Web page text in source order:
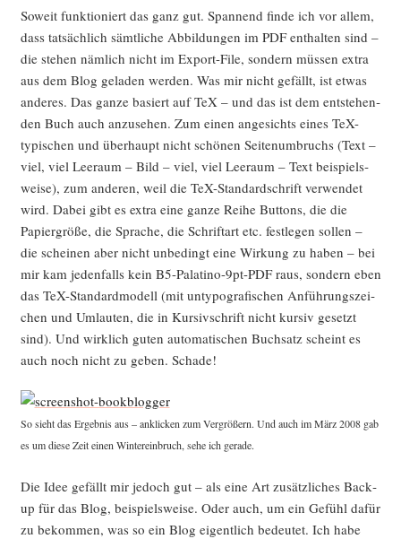
Soweit funk­tio­niert das ganz gut. Span­nend fin­de ich vor allem,
dass tat­säch­lich sämt­li­che Abbil­dun­gen im PDF ent­hal­ten sind –
die ste­hen näm­lich nicht im Export-File, son­dern müs­sen extra
aus dem Blog gela­den wer­den. Was mir nicht gefällt, ist etwas
ande­res. Das gan­ze basiert auf TeX – und das ist dem ent­ste­hen­
den Buch auch anzu­se­hen. Zum einen ange­sichts eines TeX-
typi­schen und über­haupt nicht schö­nen Sei­ten­um­bruchs (Text –
viel, viel Lee­raum – Bild – viel, viel Lee­raum – Text bei­spiels­
wei­se), zum ande­ren, weil die TeX-Stan­dard­schrift ver­wen­det
wird. Dabei gibt es extra eine gan­ze Rei­he But­tons, die die
Papier­grö­ße, die Spra­che, die Schrift­art etc. fest­le­gen sol­len –
die schei­nen aber nicht unbe­dingt eine Wir­kung zu haben – bei
mir kam jeden­falls kein B5-Pala­ti­no-9pt-PDF raus, son­dern eben
das TeX-Stan­dard­mo­dell (mit unty­po­gra­fi­schen Anfüh­rungs­zei­
chen und Umlau­ten, die in Kur­siv­schrift nicht kur­siv gesetzt
sind). Und wirk­lich guten auto­ma­ti­schen Buch­satz scheint es
auch noch nicht zu geben. Schade!
So sieht das Ergeb­nis aus – ankli­cken zum Ver­grö­ßern. Und auch im März 2008 gab
es um die­se Zeit einen Win­ter­ein­bruch, sehe ich gerade.
Die Idee gefällt mir jedoch gut – als eine Art zusätz­li­ches Back­
up für das Blog, bei­spiels­wei­se. Oder auch, um ein Gefühl dafür
zu bekom­men, was so ein Blog eigent­lich bedeu­tet. Ich habe